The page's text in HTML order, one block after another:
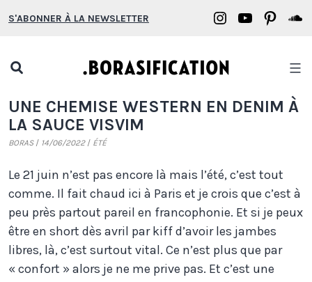
au
S'ABONNER À LA NEWSLETTER
Borasification
popup
UNE CHEMISE WESTERN EN DENIM À
LA SAUCE VISVIM
BORAS 14/06/2022 ÉTÉ
Le 21 juin n’est pas encore là mais l’été, c’est tout
comme. Il fait chaud ici à Paris et je crois que c’est à
peu près partout pareil en francophonie. Et si je peux
être en short dès avril par kiff d’avoir les jambes
libres, là, c’est surtout vital. Ce n’est plus que par
« confort » alors je ne me prive pas. Et c’est une